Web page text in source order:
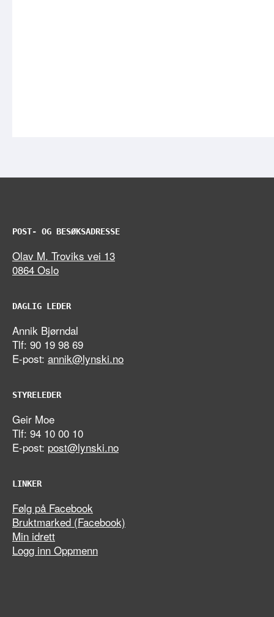
POST- OG BESØKSADRESSE
Olav M. Troviks vei 13
0864 Oslo
DAGLIG LEDER
Annik Bjørndal
Tlf: 90 19 98 69
E-post: annik@lynski.no
STYRELEDER
Geir Moe
Tlf: 94 10 00 10
E-post: post@lynski.no
LINKER
Følg på Facebook
Bruktmarked (Facebook)
Min idrett
Logg inn Oppmenn